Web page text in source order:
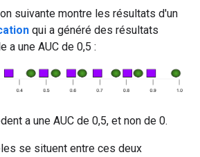
suivante montre les résultats d'un
qui a généré des résultats
a une AUC de 0,5 :
a une AUC de 0,5, et non de 0.
se situent entre ces deux